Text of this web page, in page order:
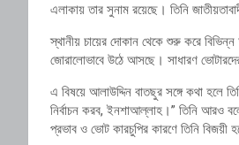
এলাকায় তার সুনাম রয়েছে। তিনি
স্থানীয় চায়ের দোকান থেকে শুরু করে
জোরালোভাবে উঠে আসছে। সাধারণ
এ বিষয়ে আলাউদ্দিন বাতছুর সঙ্গে কথা হলে
নির্বাচন করব, ইনশাআল্লাহ।” তিনি আরও
প্রভাব ও ভোট কারচুপির কারণে তিনি বিজয়ী